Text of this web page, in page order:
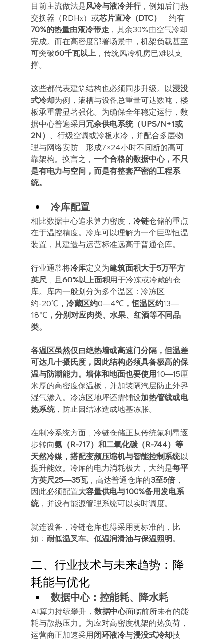
目前主流做法是风冷与液冷并行，例如后门热
交换器（RDHx）或芯片直冷（DTC）
，约有
70%的热量由液冷带走 ，其余30%由空气冷却
完成。而在高密度部署场景中，机架负载甚至
可突破60千瓦以上 ，传统风冷机房已难以支
撑。
这些都代表建筑结构也必须同步升级。以浸没
式冷却为例，液槽与设备总重量可达数吨，楼
板承重需显著强化。为确保全年稳定运行，数
据中心普遍采用冗余供电系统（UPS/N+1或
2N）
、行级空调或冷板水冷，并配合多层物
理与网络安防，形成7×24小时不间断的高可
靠架构。换言之， 一个合格的数据中心，不只
是有电力与空间，而是有整套严密的工程系
统。
冷库配置
相比数据中心追求算力密度， 冷链仓储的重点
在于温控精度。冷库可以理解为一个巨型恒温
装置，其建造与运营标准远高于普通仓库。
行业通常将冷库定义为建筑面积大于5万平方
英尺 ，且 60%以上面积用于冷冻或冷藏的仓
库。库内一般划分为多个温区：冷冻区
约-20℃ ，冷藏区约0—4℃，恒温区约13—
18℃，分别对应肉类、水果、红酒等不同品
类。
各温区虽然仅由绝热墙或高速门分隔，但温差
可达几十摄氏度，因此结构必须具备极高的保
温与防潮能力。墙体和地面也要使用10—15厘
米厚的高密度保温板，并加装隔汽层防止外界
湿气渗入。冷冻区地坪还需铺设加热管线或电
热系统，防止因结冰造成地基冻胀。
在制冷系统方面，冷链仓储正从传统氟利昂逐
步转向氨（R-717）和二氧化碳（R-744）等
天然冷媒，搭配变频压缩机与智能控制系统以
提升能效。冷库的电力消耗极大，大约是每平
方英尺25—35瓦，高达普通仓库的3至5倍，
因此必须配置大容量供电与100%备用发电系
统，并设有能源管理系统可以实时调度。
就连设备，冷链仓库也得采用更标准的，比
如： 耐低温叉车、低温润滑油与保温照明。
二、行业技术与未来趋势：降
耗能与优化
数据中心：控能耗、降水耗
AI算力持续攀升， 数据中心面临前所未有的能
耗与散热压力。为应对高密度机架的热负荷，
运营商正加速采用闭环液冷与浸没式冷却技